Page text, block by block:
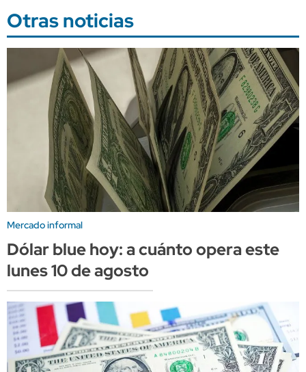
Otras noticias
Mercado informal
Dólar blue hoy: a cuánto opera este
lunes 10 de agosto